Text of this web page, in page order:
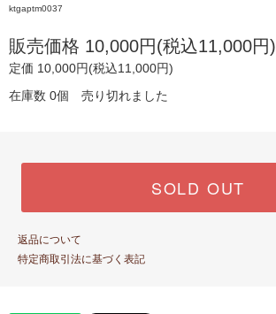
ktgaptm0037
販売価格 10,000円(税込11,000円)
定価 10,000円(税込11,000円)
在庫数 0個 売り切れました
SOLD OUT
返品について
特定商取引法に基づく表記